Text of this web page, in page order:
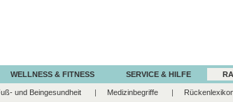
WELLNESS & FITNESS SERVICE & HILFE
und Beingesundheit Medizinbegriffe